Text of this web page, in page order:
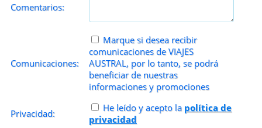
Comentarios:
Comunicaciones:
Marque si desea recibir
comunicaciones de VIAJES
AUSTRAL, por lo tanto, se podrá
beneficiar de nuestras
informaciones y promociones
Privacidad: He leído y acepto la política de
privacidad